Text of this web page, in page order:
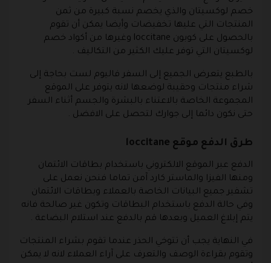
خصم لوكسيتان والذي يخصم نسبة كبيرة من ثمن
المنتجات التي عليها تخفيضات وأيضا يمكن أن تقوم
بالحصول على كوبون loccitane وغيرها من أكواد خصم
لوكسيتان التي توفر عليك الكثير من التكاليف .
بالطبع يتعرض الجميع إلى السفر فاليوم لست بحاجة إلى
شراء منتجات وحقيبة لوضعها لانه يتوفر على الموقع
المجموعة الخاصة بالاعتناء بالبشرة والجسم أثناء السفر
حتى نكون دائما إلى جوارك لتحصل على الافضل .
طرق الدفع موقع loccitane
الدفع عبر الموقع الالكتروني باستخدام بطاقات الائتمان
ومنها الفيزا والماستر كارد آمن تماما فنحن نعمل على
تشفير جميع البيانات الخاصة بالعملاء وبطاقات الائتمان
وفي حالة الدفع باستخدام البطاقات وتكون غير صالحة فانه
يتم إبلاغ العميل وبعدها قم بالدفع عند استلام البضاعة .
في النهاية يجب أن تتوخي الحذر عندما تقوم بشراء المنتجات
وتقوم بقراءة الوصف والتعرف على آراء العملاء لانه لا يمكن